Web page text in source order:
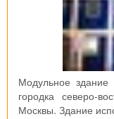
Модульное здание
городка северо-
Москвы. Здание